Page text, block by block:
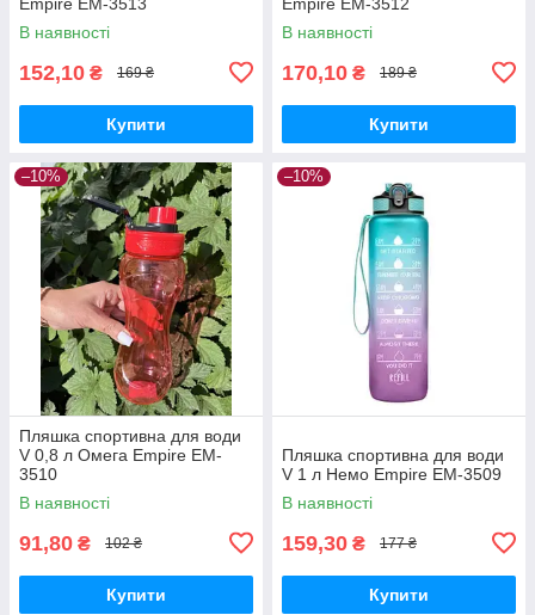
В наявності
152,10 ₴ 169 ₴
Купити
В наявності
170,10 ₴ 189 ₴
Купити
–10%
Пляшка спортивна для води
V 0,8 л Омега Empire EM-
3510
В наявності
91,80 ₴ 102 ₴
Купити
–10%
Пляшка спортивна для води
V 1 л Немо Empire EM-3509
В наявності
159,30 ₴ 177 ₴
Купити